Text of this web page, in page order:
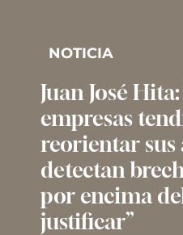
NOTICIA
Juan José Hita:
empresas
reorientar sus
detectan
por encima
justificar”